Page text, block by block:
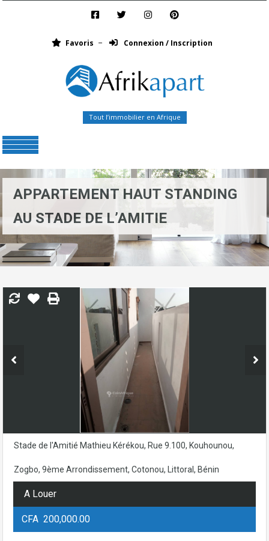
Favoris Connexion / Inscription
Tout l’immobilier en Afrique
APPARTEMENT HAUT STANDING
AU STADE DE L’AMITIE
Stade de l'Amitié Mathieu Kérékou, Rue 9.100, Kouhounou,
Zogbo, 9ème Arrondissement, Cotonou, Littoral, Bénin
A Louer
CFA 200,000.00